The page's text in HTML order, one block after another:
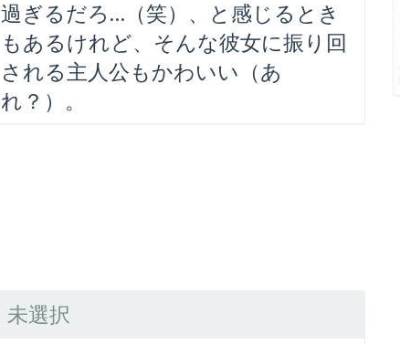
過ぎるだろ…（笑）、と感じるとき
もあるけれど、そんな彼女に振り回
される主人公もかわいい（あ
れ？）。
未選択